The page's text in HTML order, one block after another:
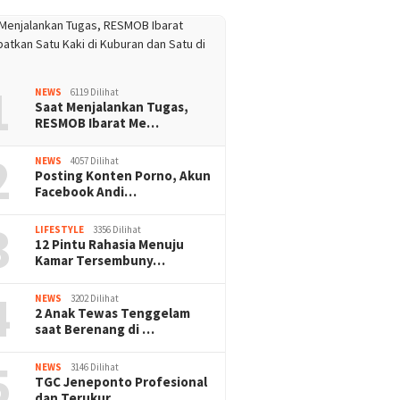
NEWS 6119 Dilihat
Saat Menjalankan Tugas,
RESMOB Ibarat Me…
NEWS 4057 Dilihat
Posting Konten Porno, Akun
Facebook Andi…
LIFESTYLE 3356 Dilihat
12 Pintu Rahasia Menuju
Kamar Tersembuny…
NEWS 3202 Dilihat
2 Anak Tewas Tenggelam
saat Berenang di …
NEWS 3146 Dilihat
TGC Jeneponto Profesional